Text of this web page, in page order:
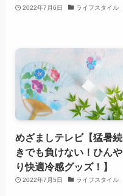
2022年7月6日 ライフスタイル
めざましテレビ【猛暑続
きでも負けない！ひんや
り快適冷感グッズ！】
2022年7月5日 ライフスタイル